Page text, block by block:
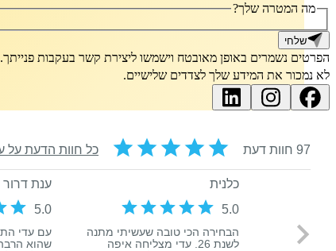
מה המטרה שלך?
שלחי
הפרטים נשמרים באופן מאובטח וישמשו ליצירת קשר בעקבות פנייתך.
לא נמכור את המידע שלך לצדדים שלישיים.